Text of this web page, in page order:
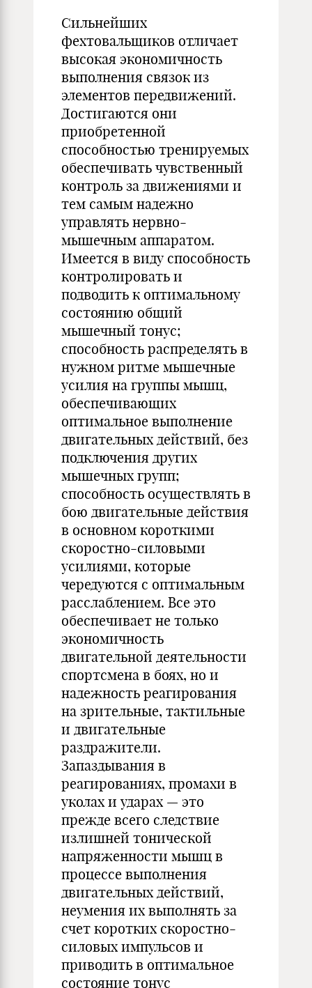
Сильнейших
фехтовальщиков отличает
высокая экономичность
выполнения связок из
элементов передвижений.
Достигаются они
приобретенной
способностью тренируемых
обеспечивать чувственный
контроль за движениями и
тем самым надежно
управлять нервно-
мышечным аппаратом.
Имеется в виду способность
контролировать и
подводить к оптимальному
состоянию общий
мышечный тонус;
способность распределять в
нужном ритме мышечные
усилия на группы мышц,
обеспечивающих
оптимальное выполнение
двигательных действий, без
подключения других
мышечных групп;
способность осуществлять в
бою двигательные действия
в основном короткими
скоростно-силовыми
усилиями, которые
чередуются с оптимальным
расслаблением. Все это
обеспечивает не только
экономичность
двигательной деятельности
спортсмена в боях, но и
надежность реагирования
на зрительные, тактильные
и двигательные
раздражители.
Запаздывания в
реагированиях, промахи в
уколах и ударах — это
прежде всего следствие
излишней тонической
напряженности мышц в
процессе выполнения
двигательных действий,
неумения их выполнять за
счет коротких скоростно-
силовых импульсов и
приводить в оптимальное
состояние тонус